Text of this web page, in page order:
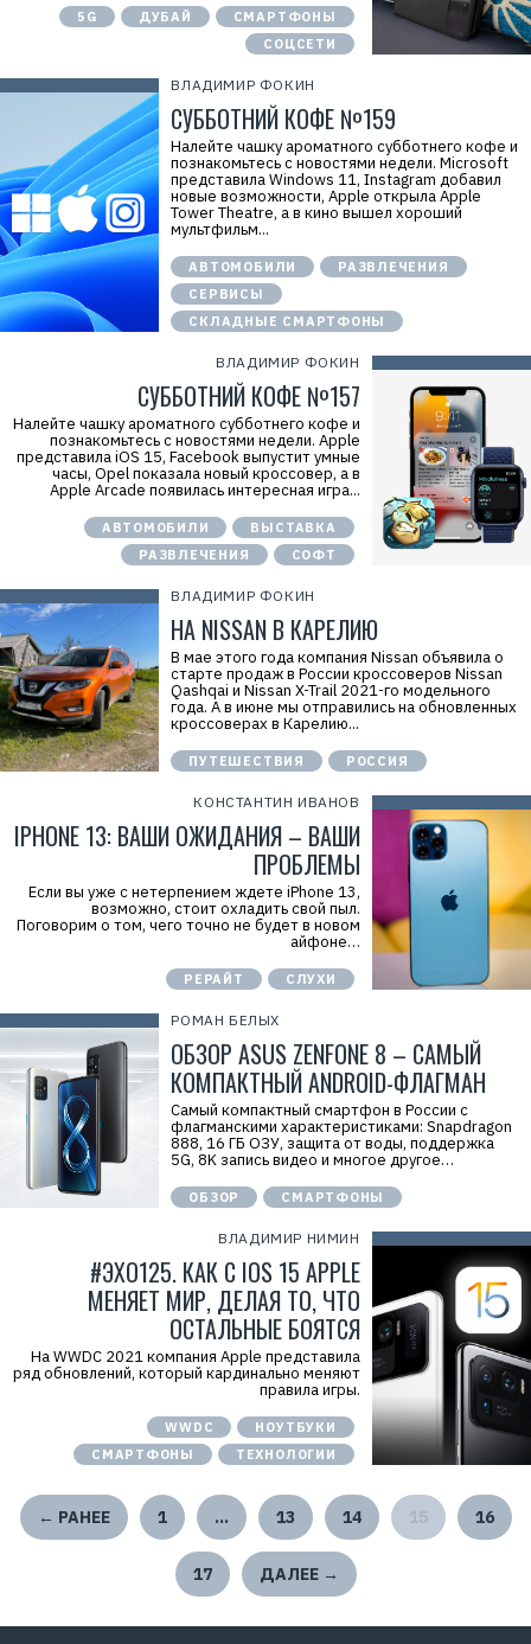
5G ДУБАЙ
СМАРТФОНЫ
СОЦСЕТИ
ВЛАДИМИР ФОКИН
СУББОТНИЙ КОФЕ №159
Налейте чашку ароматного субботнего кофе и
познакомьтесь с новостями недели. Microsoft
представила Windows 11, Instagram добавил
новые возможности, Apple открыла Apple
Tower Theatre, а в кино вышел хороший
мультфильм...
АВТОМОБИЛИ
РАЗВЛЕЧЕНИЯ
СЕРВИСЫ
СКЛАДНЫЕ СМАРТФОНЫ
ВЛАДИМИР ФОКИН
СУББОТНИЙ КОФЕ №157
Налейте чашку ароматного субботнего кофе и
познакомьтесь с новостями недели. Apple
представила iOS 15, Facebook выпустит умные
часы, Opel показала новый кроссовер, а в
Apple Arcade появилась интересная игра...
АВТОМОБИЛИ
ВЫСТАВКА
РАЗВЛЕЧЕНИЯ
СОФТ
ВЛАДИМИР ФОКИН
НА NISSAN В КАРЕЛИЮ
В мае этого года компания Nissan объявила о
старте продаж в России кроссоверов Nissan
Qashqai и Nissan X-Trail 2021-го модельного
года. А в июне мы отправились на обновленных
кроссоверах в Карелию...
ПУТЕШЕСТВИЯ РОССИЯ
КОНСТАНТИН ИВАНОВ
IPHONE 13: ВАШИ ОЖИДАНИЯ – ВАШИ
ПРОБЛЕМЫ
Если вы уже с нетерпением ждете iPhone 13,
возможно, стоит охладить свой пыл.
Поговорим о том, чего точно не будет в новом
айфоне…
РЕРАЙТ СЛУХИ
РОМАН БЕЛЫХ
ОБЗОР ASUS ZENFONE 8 – САМЫЙ
КОМПАКТНЫЙ ANDROID-ФЛАГМАН
Самый компактный смартфон в России с
флагманскими характеристиками: Snapdragon
888, 16 ГБ ОЗУ, защита от воды, поддержка
5G, 8K запись видео и многое другое…
ОБЗОР СМАРТФОНЫ
ВЛАДИМИР НИМИН
#ЭХО125. КАК С IOS 15 APPLE
МЕНЯЕТ МИР, ДЕЛАЯ ТО, ЧТО
ОСТАЛЬНЫЕ БОЯТСЯ
На WWDC 2021 компания Apple представила
ряд обновлений, который кардинально меняют
правила игры.
WWDC
НОУТБУКИ
СМАРТФОНЫ
ТЕХНОЛОГИИ
← РАНЕЕ 1 … 13 14 16
17 ДАЛЕЕ →